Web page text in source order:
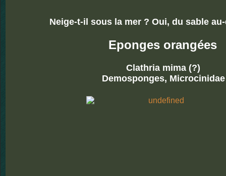
Neige-t-il sous la mer ? Oui, du sable
Eponges orangées
Clathria mima (?)
Demosponges, Microcinidae